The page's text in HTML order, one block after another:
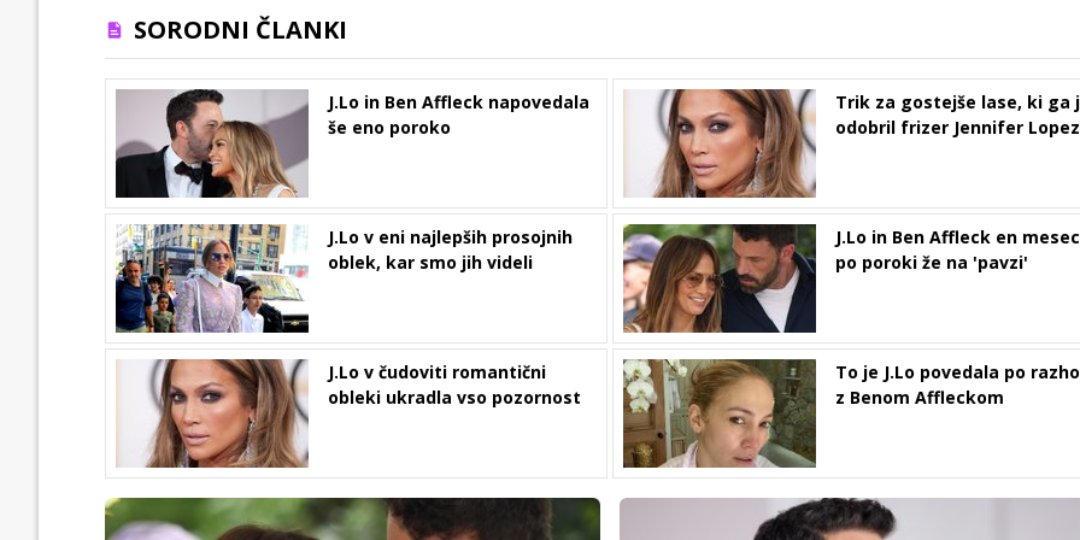
SORODNI ČLANKI
J.Lo in Ben Affleck napovedala
še eno poroko
Trik za gostejše lase, ki ga
odobril frizer Jennifer Lopez
J.Lo v eni najlepših prosojnih
oblek, kar smo jih videli
J.Lo in Ben Affleck en mesec
po poroki že na 'pavzi'
J.Lo v čudoviti romantični
obleki ukradla vso pozornost
To je J.Lo povedala po
z Benom Affleckom